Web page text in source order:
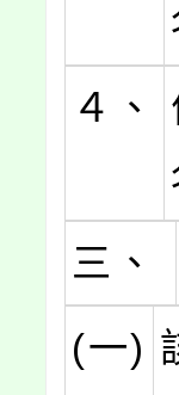
４、
三、
(一)